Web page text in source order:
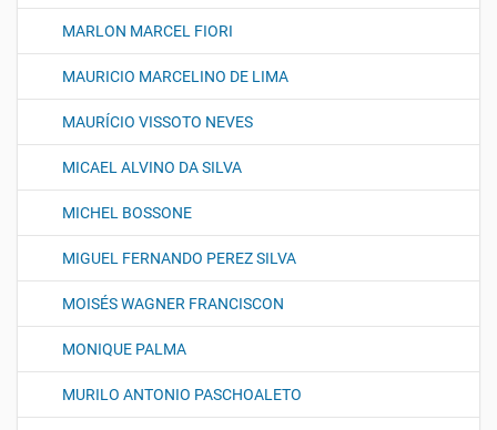
MARLON MARCEL FIORI
MAURICIO MARCELINO DE LIMA
MAURÍCIO VISSOTO NEVES
MICAEL ALVINO DA SILVA
MICHEL BOSSONE
MIGUEL FERNANDO PEREZ SILVA
MOISÉS WAGNER FRANCISCON
MONIQUE PALMA
MURILO ANTONIO PASCHOALETO